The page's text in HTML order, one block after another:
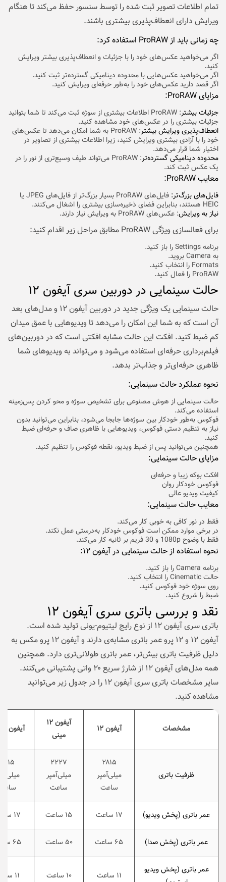
تمام اطلاعات تصویر ثبت شده را توسط سنسور حفظ می‌کند تا هنگام
ویرایش دارای انعطاف‌پذیری بیشتری باشند.
چه زمانی باید از ProRAW استفاده کرد:
اگر می‌خواهید عکس‌های خود را با جزئیات و انعطاف‌پذیری بیشتر ویرایش
کنید.
اگر می‌خواهید عکس‌هایی با محدوده دینامیکی گسترده‌تر ثبت کنید.
اگر قصد دارید عکس‌های خود را به‌طور حرفه‌ای ویرایش کنید.
مزایای ProRAW:
جزئیات بیشتر
: ProRAW اطلاعات بیشتری از سوژه ثبت می‌کند تا شما بتوانید
جزئیات بیشتری را در عکس‌های خود مشاهده کنید.
انعطاف‌پذیری ویرایش بیشتر
: ProRAW به شما امکان می‌دهد تا عکس‌های
خود را با آزادی بیشتری ویرایش کنید، زیرا اطلاعات بیشتری از تصاویر در
اختیار شما قرار می‌دهد.
محدوده دینامیکی گسترده‌تر
: ProRAW می‌تواند طیف وسیع‌تری از نور را در
یک عکس ثبت کند.
معایب ProRAW:
فایل‌های بزرگ‌تر:
فایل‌های ProRAW بسیار بزرگ‌تر از فایل‌های JPEG یا
HEIC هستند، بنابراین فضای ذخیره‌سازی بیشتری را اشغال می‌کنند.
نیاز به ویرایش: عکس‌های ProRAW به ویرایش نیاز دارند.
برای فعالسازی ویژگی ProRAW مطابق مراحل زیر اقدام کنید:
برنامه Settings را باز کنید.
به Camera بروید.
Formats را انتخاب کنید.
ProRAW را فعال کنید.
حالت سینمایی در دوربین سری آیفون ۱۲
حالت سینمایی یک ویژگی جدید در دوربین آیفون ۱۲ و مدل‌های بعد
آن است که به شما این امکان را می‌دهد تا ویدیوهایی با عمق میدان
کم ضبط کنید. افکت این حالت مشابه افکتی است که در دوربین‌های
فیلم‌برداری حرفه‌ای استفاده می‌شود و می‌تواند به ویدیوهای شما
ظاهری حرفه‌ای‌تر و جذاب‌تر بدهد.
نحوه عملکرد حالت سینمایی:
حالت سینمایی از هوش مصنوعیبرای تشخیص سوژه و محو کردن پس‌زمینه
استفاده می‌کند.
فوکوس به‌طور خودکار بین سوژه‌ها جابجا می‌شود، بنابراین می‌توانید بدون
نیاز به تنظیم دستی فوکوس، ویدیوهایی با ظاهری صاف و حرفه‌ای ضبط
کنید.
همچنین می‌توانید پس از ضبط ویدیو، نقطه فوکوس را تنظیم کنید.
مزایای حالت سینمایی:
افکت بوکه زیبا و حرفه‌ای
فوکوس خودکار روان
کیفیت ویدیو عالی
معایب حالت سینمایی:
فقط در نور کافی به خوبی کار می‌کند.
در برخی موارد ممکن است فوکوس خودکار به‌درستی عمل نکند.
فقط با وضوح 1080p و 30 فریم بر ثانیه کار می‌کند.
نحوه استفاده از حالت سینمایی در آیفون ۱۲:
برنامه Camera را باز کنید.
حالت Cinematic را انتخاب کنید.
روی سوژه خود فوکوس کنید.
ضبط را شروع کنید.
نقد و بررسی باتری سری آیفون ۱۲
باتری سری آیفون ۱۲ از نوع رایج لیتیوم-یونی تولید شده است.
آیفون ۱۲ و ۱۲ پرو عمر باتری مشابه‌ی دارند و آیفون ۱۲ پرو مکس به
دلیل ظرفیت باتری بیش‌تر، عمر باتری طولانی‌تری دارد. همچنین
همه مدل‌های آیفون ۱۲ از شارژ سریع ۲۰ واتی پشتیبانی می‌کنند.
سایر مشخصات باتری سری آیفون ۱۲ را در جدول زیر می‌توانید
مشاهده کنید.
مشخصات آیفون ۱۲
آیفون ۱۲
مینی
آیفون ۱۲ پرو
ظرفیت باتری
۲۸۱۵
میلی‌آمپر
ساعت
۲۲۲۷
میلی‌آمپر
ساعت
۲۸۱۵
عمر باتری (پخش ویدیو) ۱۷ ساعت ۱۵ ساعت ۱۷ ساعت
عمر باتری (پخش صدا) ۶۵ ساعت ۵۰ ساعت ۶۵ ساعت
عمر باتری (پخش ویدیو
۱۱ ساعت ۱۰ ساعت ۱۱ ساعت